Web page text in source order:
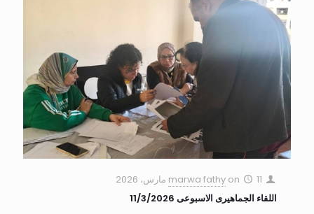
marwa fathy on
11 مارس، 2026
اللقاء الجماهيرى الاسبوعى 11/3/2026